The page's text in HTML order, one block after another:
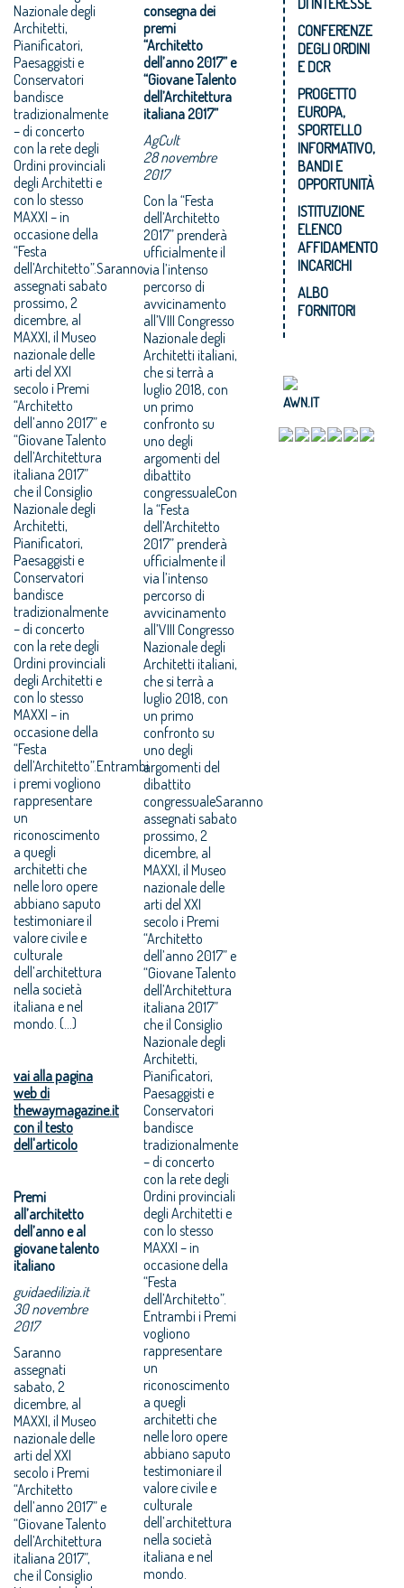
Nazionale degli
Architetti,
Pianificatori,
Paesaggisti e
Conservatori
bandisce
tradizionalmente
– di concerto
con la rete degli
Ordini provinciali
degli Architetti e
con lo stesso
MAXXI – in
occasione della
“Festa
dell’Architetto”.Saranno
assegnati sabato
prossimo, 2
dicembre, al
MAXXI, il Museo
nazionale delle
arti del XXI
secolo i Premi
“Architetto
dell’anno 2017” e
“Giovane Talento
dell’Architettura
italiana 2017”
che il Consiglio
Nazionale degli
Architetti,
Pianificatori,
Paesaggisti e
Conservatori
bandisce
tradizionalmente
– di concerto
con la rete degli
Ordini provinciali
degli Architetti e
con lo stesso
MAXXI – in
occasione della
“Festa
dell’Architetto”.Entrambi
i premi vogliono
rappresentare
un
riconoscimento
a quegli
architetti che
nelle loro opere
abbiano saputo
testimoniare il
valore civile e
culturale
dell’architettura
nella società
italiana e nel
mondo. (...)
vai alla pagina
web di
thewaymagazine.it
con il testo
dell'articolo
Premi
all’architetto
dell’anno e al
giovane talento
italiano
guidaedilizia.it
30 novembre
2017
Saranno
assegnati
sabato, 2
dicembre, al
MAXXI, il Museo
nazionale delle
arti del XXI
secolo i Premi
“Architetto
dell’anno 2017” e
“Giovane Talento
dell’Architettura
italiana 2017”,
che il Consiglio
consegna dei
premi
“Architetto
dell’anno 2017” e
“Giovane Talento
dell’Architettura
italiana 2017”
AgCult
28 novembre
2017
Con la “Festa
dell’Architetto
2017” prenderà
ufficialmente il
via l’intenso
percorso di
avvicinamento
all’VIII Congresso
Nazionale degli
Architetti italiani,
che si terrà a
luglio 2018, con
un primo
confronto su
uno degli
argomenti del
dibattito
congressualeCon
la “Festa
dell’Architetto
2017” prenderà
ufficialmente il
via l’intenso
percorso di
avvicinamento
all’VIII Congresso
Nazionale degli
Architetti italiani,
che si terrà a
luglio 2018, con
un primo
confronto su
uno degli
argomenti del
dibattito
congressualeSaranno
assegnati sabato
prossimo, 2
dicembre, al
MAXXI, il Museo
nazionale delle
arti del XXI
secolo i Premi
“Architetto
dell’anno 2017” e
“Giovane Talento
dell’Architettura
italiana 2017”
che il Consiglio
Nazionale degli
Architetti,
Pianificatori,
Paesaggisti e
Conservatori
bandisce
tradizionalmente
– di concerto
con la rete degli
Ordini provinciali
degli Architetti e
con lo stesso
MAXXI – in
occasione della
“Festa
dell’Architetto”.
Entrambi i Premi
vogliono
rappresentare
un
riconoscimento
a quegli
architetti che
nelle loro opere
abbiano saputo
testimoniare il
valore civile e
culturale
dell’architettura
nella società
italiana e nel
mondo.
CONFERENZE
DEGLI ORDINI
E DCR
PROGETTO
EUROPA,
SPORTELLO
INFORMATIVO,
BANDI E
OPPORTUNITÀ
ISTITUZIONE
ELENCO
AFFIDAMENTO
INCARICHI
ALBO
FORNITORI
AWN.IT